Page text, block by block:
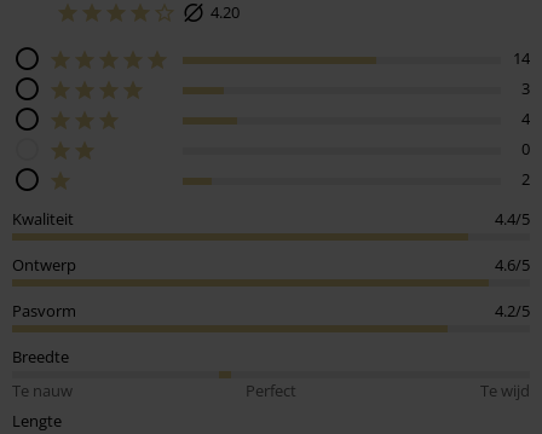
4.20
14
3
4
0
2
Kwaliteit
4.4/5
Ontwerp 4.6/5
Pasvorm 4.2/5
Breedte
Te nauw
Perfect
Te wijd
Lengte